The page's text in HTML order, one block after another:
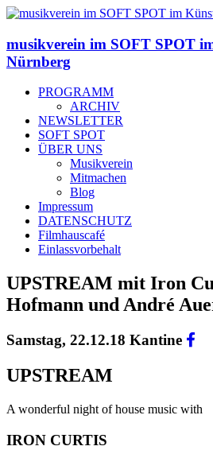
musikverein im SOFT SPOT
Nürnberg
PROGRAMM
ARCHIV
NEWSLETTER
SOFT SPOT
ÜBER UNS
Musikverein
Mitmachen
Blog
Impressum
DATENSCHUTZ
Filmhauscafé
Einlassvorbehalt
UPSTREAM mit Iron
Hofmann und André
Samstag, 22.12.18 Kantine
UPSTREAM
A wonderful night of house music with
IRON CURTIS